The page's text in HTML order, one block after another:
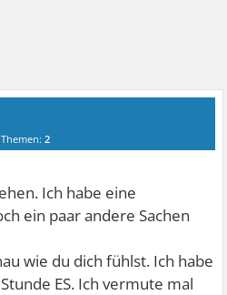
Themen:2
Ich habe eine
ein paar andere Sachen
wie du dich fühlst. Ich habe
ES. Ich vermute mal